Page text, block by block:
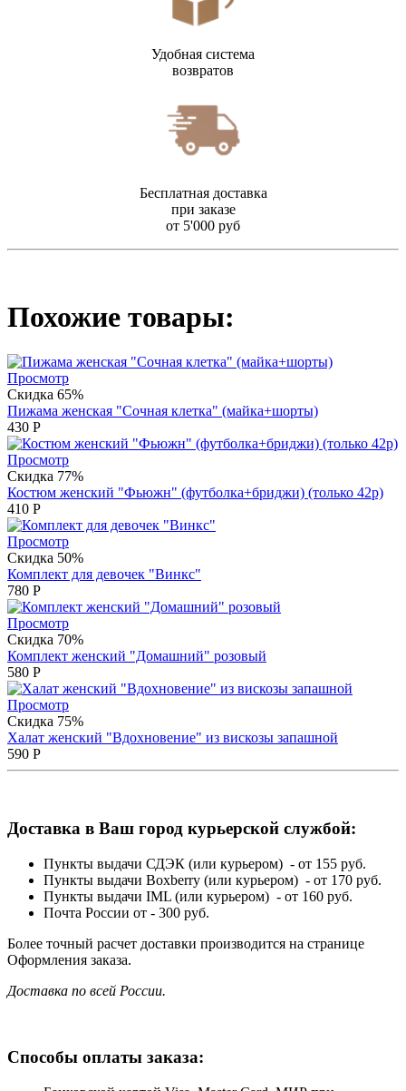
Удобная система
возвратов
Бесплатная доставка
при заказе
от 5'000 руб
Похожие товары:
Просмотр
Скидка 65%
Пижама женская "Сочная клетка" (майка+шорты)
430 Р
Просмотр
Скидка 77%
Костюм женский "Фьюжн" (футболка+бриджи) (только 42р)
410 Р
Просмотр
Скидка 50%
Комплект для девочек "Винкс"
780 Р
Просмотр
Скидка 70%
Комплект женский "Домашний" розовый
580 Р
Просмотр
Скидка 75%
Халат женский "Вдохновение" из вискозы запашной
590 Р
Доставка в Ваш город курьерской службой:
Пункты выдачи СДЭК (или курьером) - от 155 руб.
Пункты выдачи Boxberry (или курьером) - от 170 руб.
Пункты выдачи IML (или курьером) - от 160 руб.
Почта России от - 300 руб.
Более точный расчет доставки производится на странице
Оформления заказа.
Доставка по всей России.
Способы оплаты заказа: